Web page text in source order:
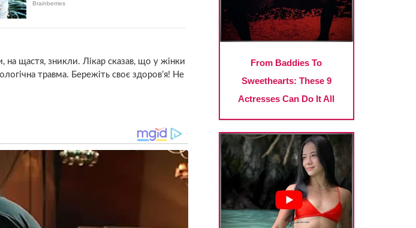
на щастя, зникли. Лікар сказав, що у жінки
травма. Бережіть своє здоров’я! Не